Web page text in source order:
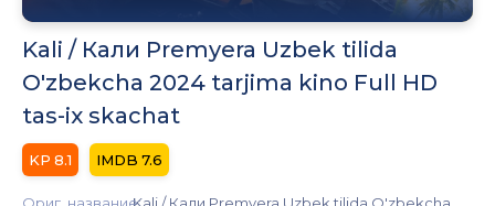
Kali / Кали Premyera Uzbek tilida
O'zbekcha 2024 tarjima kino Full HD
tas-ix skachat
8.1 7.6